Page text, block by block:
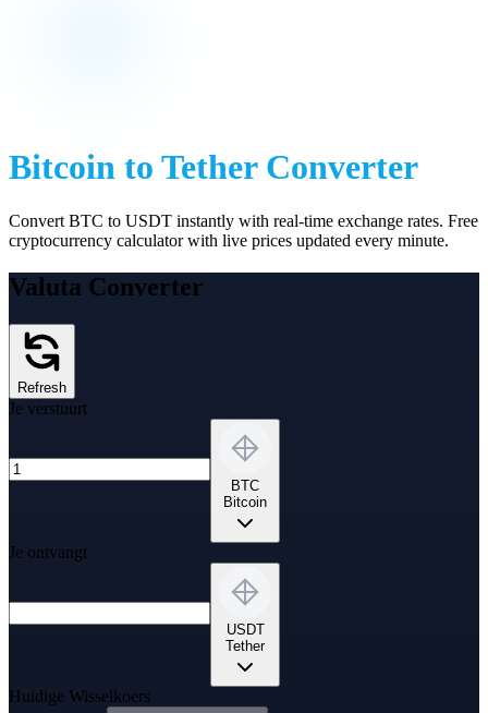
Bitcoin to TetherConverter
Convert BTC to USDT instantly with real-time exchange rates. Free
cryptocurrency calculator with live prices updated every minute.
Valuta Converter
Refresh
Je verstuurt
BTC
Bitcoin
Je ontvangt
USDT
Tether
Huidige Wisselkoers